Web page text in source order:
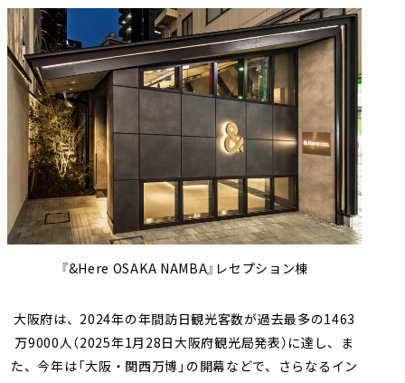
『&Here OSAKA NAMBA』レセプション棟
大阪府は、2024年の年間訪日観光客数が過去最多の1463
万9000人（2025年1月28日大阪府観光局発表）に達し、ま
た、今年は「大阪・関西万博」の開幕などで、さらなるイン